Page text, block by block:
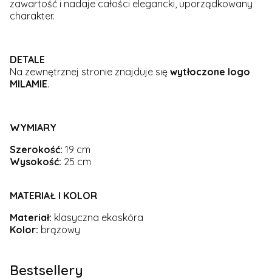
zawartość i nadaje całości elegancki, uporządkowany
charakter.
DETALE
Na zewnętrznej stronie znajduje się wytłoczone logo
MILAMIE.
WYMIARY
Szerokość: 19 cm
Wysokość: 25 cm
MATERIAŁ I KOLOR
Materiał: klasyczna ekoskóra
Kolor: brązowy
Bestsellery